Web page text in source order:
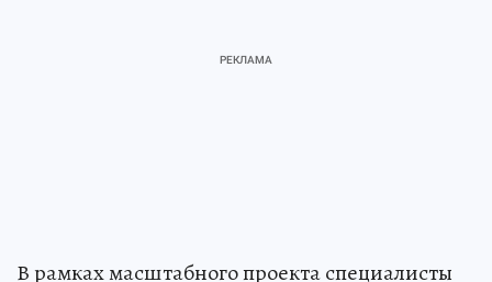
В рамках масштабного проекта специалисты